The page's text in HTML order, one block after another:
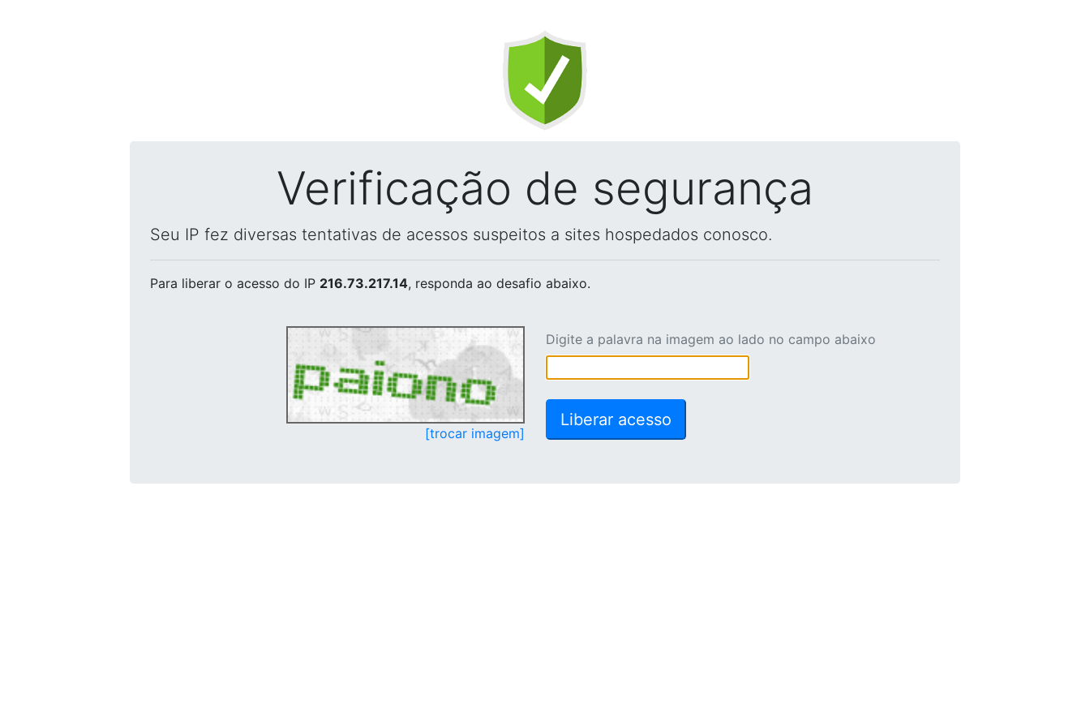
Verificação de segurança
Seu IP fez diversas tentativas de acessos suspeitos a sites hospedados conosco.
Para liberar o acesso do IP 216.73.217.14, responda ao desafio abaixo.
[trocar imagem]
Digite a palavra na imagem ao lado no campo abaixo